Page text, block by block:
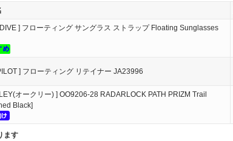
] フローティング サングラス ストラップ Floating Sunglasses
] フローティング リテイナー JA23996
オークリー) ] OO9206-28 RADARLOCK PATH PRIZM Trail
Black]
ます